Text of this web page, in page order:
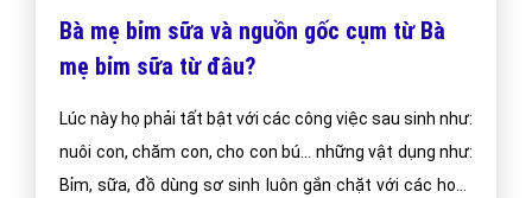
Bà mẹ bỉm sữa và nguồn gốc cụm từ Bà
mẹ bỉm sữa từ đâu?
Lúc này họ phải tất bật với các công việc sau sinh như:
nuôi con, chăm con, cho con bú… những vật dụng như:
Bỉm, sữa, đồ dùng sơ sinh luôn gắn chặt với các hoạt